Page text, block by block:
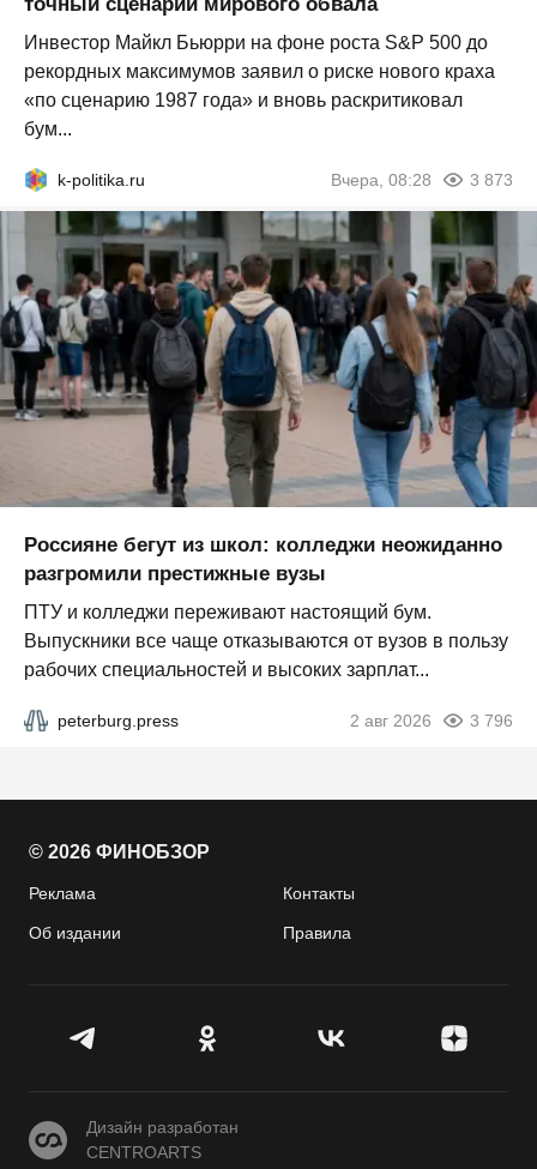
Инвестор Майкл Бьюрри на фоне роста S&P 500 до
рекордных максимумов заявил о риске нового краха
«по сценарию 1987 года» и вновь раскритиковал
бум...
k-politika.ru Вчера, 08:28 3 873
Россияне бегут из школ: колледжи неожиданно
разгромили престижные вузы
ПТУ и колледжи переживают настоящий бум.
Выпускники все чаще отказываются от вузов в пользу
рабочих специальностей и высоких зарплат...
peterburg.press 2 авг 2026 3 796
© 2026 ФИНОБЗОР
Реклама Контакты
Об издании Правила
CENTROARTS